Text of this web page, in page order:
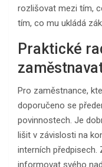
rozlišovat mezi tím,
tím, co mu ukládá
Praktické
Pro zaměstnance,
doporučeno se
povinnostech. Je
lišit v závislosti na
interních
informovat svého